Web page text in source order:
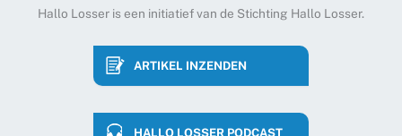
Hallo Losser is een initiatief van de Stichting Hallo Losser.
ARTIKEL INZENDEN
HALLO LOSSER PODCAST